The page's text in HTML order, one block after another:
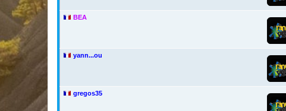
BEA
yann...ou
gregos35